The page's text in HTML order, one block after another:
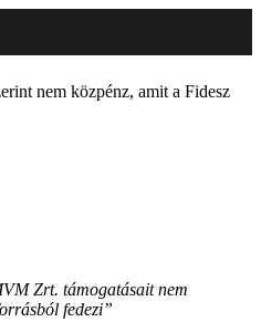
nem közpénz, amit a Fidesz
Zrt. támogatásait nem
fedezi”